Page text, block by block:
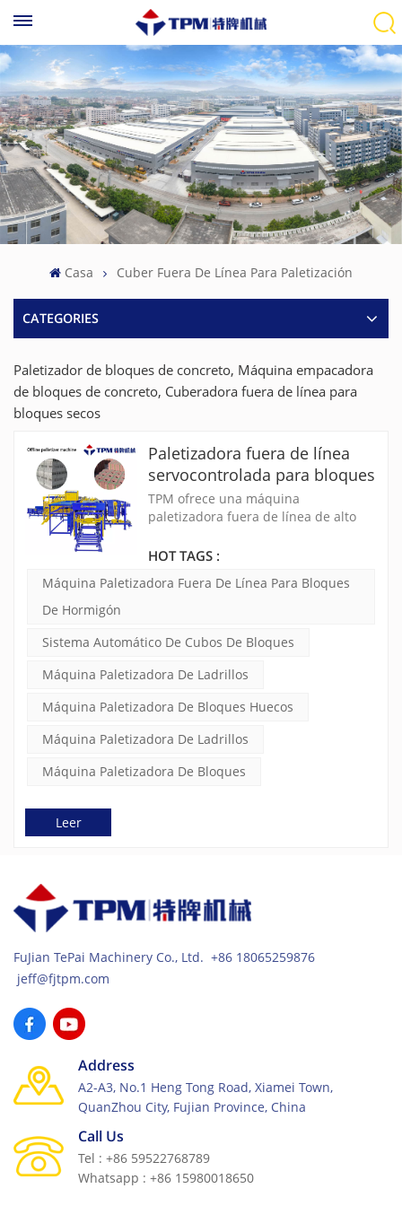
Casa Cuber Fuera De Línea Para Paletización
CATEGORIES
Paletizador de bloques de concreto, Máquina empacadora
de bloques de concreto, Cuberadora fuera de línea para
bloques secos
Paletizadora fuera de línea
servocontrolada para bloques
de hormigón
TPM ofrece una máquina
paletizadora fuera de línea de alto
sistema automático de cubos de
paletizadora de ladrillos, puede
a ahorrar entre 6 y 8 trabajos.
HOT TAGS :
Máquina Paletizadora Fuera De Línea Para Bloques
De Hormigón
Sistema Automático De Cubos De Bloques
Máquina Paletizadora De Ladrillos
Máquina Paletizadora De Bloques Huecos
Máquina Paletizadora De Ladrillos
Máquina Paletizadora De Bloques
Leer
FuJian TePai Machinery Co., Ltd. +86 18065259876
jeff@fjtpm.com
Address
A2-A3, No.1 Heng Tong Road, Xiamei Town,
QuanZhou City, Fujian Province, China
Call Us
Tel : +86 59522768789
Whatsapp : +86 15980018650